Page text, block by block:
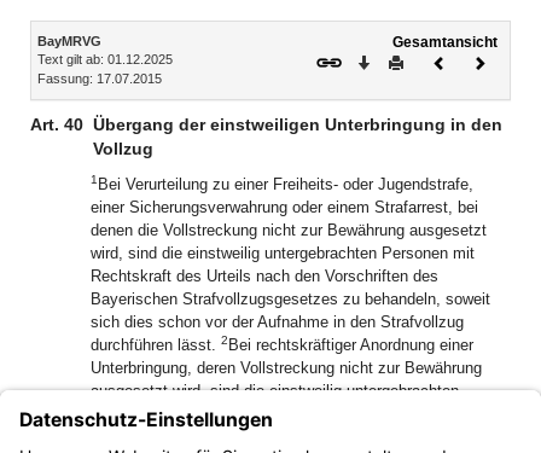
Inhalt
BayMRVG
Text gilt ab: 01.12.2025
Fassung: 17.07.2015
Gesamtansicht
Download
DruckenVorheriges
Art. 40 Übergang der einstweiligen Unterbringung in den
Vollzug
1 Bei Verurteilung zu einer Freiheits- oder Jugendstrafe,
einer Sicherungsverwahrung oder einem Strafarrest, bei
denen die Vollstreckung nicht zur Bewährung ausgesetzt
wird, sind die einstweilig untergebrachten Personen mit
Rechtskraft des Urteils nach den Vorschriften des
Bayerischen Strafvollzugsgesetzes zu behandeln, soweit
sich dies schon vor der Aufnahme in den Strafvollzug
durchführen lässt. 2 Bei rechtskräftiger Anordnung einer
Unterbringung, deren Vollstreckung nicht zur Bewährung
ausgesetzt wird, sind die einstweilig untergebrachten
Personen mit Rechtskraft des Urteils nach den Teilen 2 und
4 dieses Gesetzes zu behandeln.